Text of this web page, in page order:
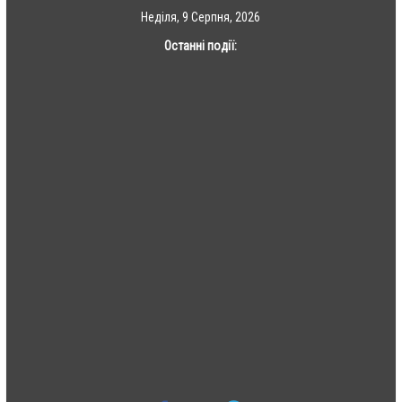
Неділя, 9 Серпня, 2026
Останні події: